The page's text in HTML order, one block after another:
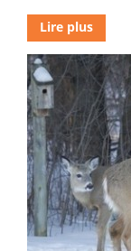
Lire plus